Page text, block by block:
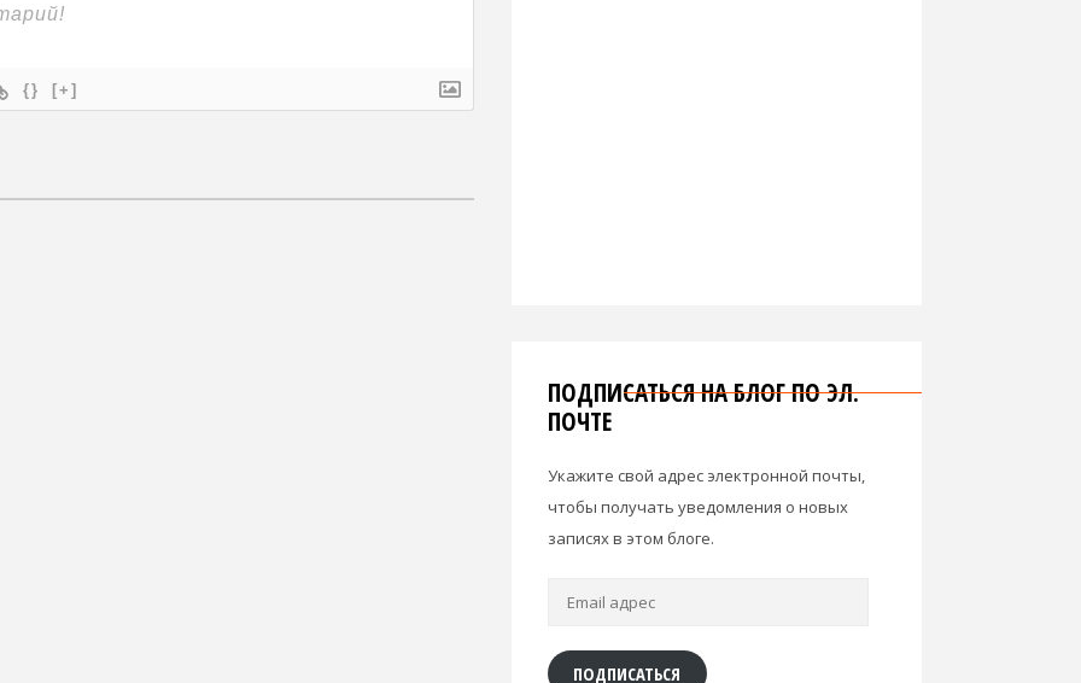
{} [+]
ПОДПИСАТЬСЯ НА БЛОГ ПО ЭЛ.
ПОЧТЕ
Укажите свой адрес электронной почты,
чтобы получать уведомления о новых
записях в этом блоге.
Email
ПОДПИСАТЬСЯ